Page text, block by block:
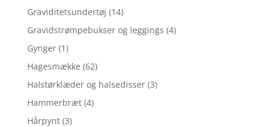
Graviditetsundertøj (14)
Gravidstrømpebukser og leggings (4)
Gynger (1)
Hagesmække (62)
Halstørklæder og halsedisser (3)
Hammerbræt (4)
Hårpynt (3)